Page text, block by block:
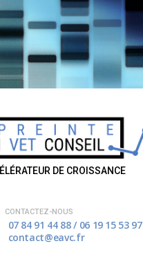
DE CROISSANCE
CONTACTEZ-NOUS
07 84 91 44 88/ 06 19 15 53 97
contact@eavc.fr